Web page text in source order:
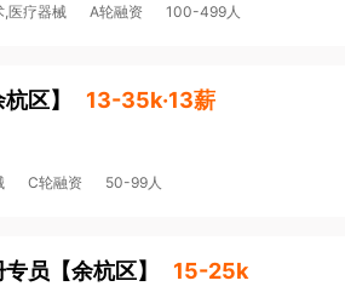
,医疗器械 A轮融资 100-499人
杭区】 13-35k·13薪
C轮融资 50-99人
专员 【余杭区】 15-25k